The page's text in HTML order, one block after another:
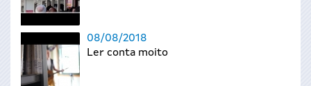
08/08/2018
Ler conta moito